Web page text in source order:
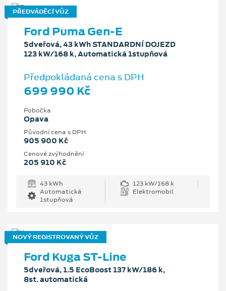
PŘEDVÁDĚCÍ VŮZ
Ford Puma Gen-E
5dveřová, 43 kWh STANDARDNÍ DOJEZD
123 kW/168 k, Automatická 1stupňová
Předpokládaná cena s DPH
699 990 Kč
Pobočka
Opava
Původní cena s DPH
905 900 Kč
Cenové zvýhodnění
205 910 Kč
43 kWh
123 kW/168 k
Automatická
1stupňová
Elektromobil
NOVÝ REGISTROVANÝ VŮZ
Ford Kuga ST-Line
5dveřová, 1.5 EcoBoost 137 kW/186 k,
8st. automatická